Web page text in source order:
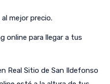
mejor precio.
online para llegar a tus
Real Sitio de San Ildefonso